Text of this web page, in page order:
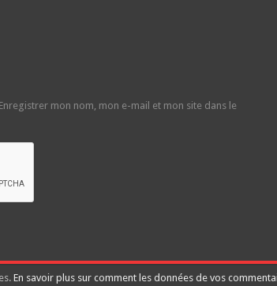
Enregistrer mon nom, mon e-mail et mon site dans le
En savoir plus sur comment les données de vos